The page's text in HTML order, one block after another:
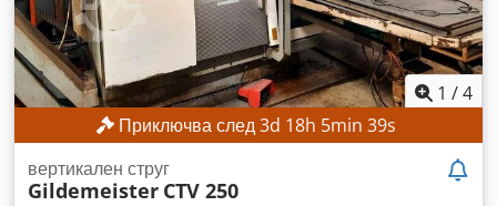
Транспортьор за стружки Самоцентриращ се патронник:
диаметър 250 мм
1 /4
Приключва след3d 18h 5min 37s
вертикален струг
Gildemeister CTV 250